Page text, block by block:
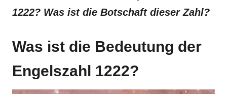
1222? Was ist die Botschaft dieser Zahl?
Was ist die Bedeutung der
Engelszahl 1222?